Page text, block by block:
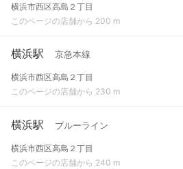
横浜市西区高島２丁目
このページの店舗から 200 m
横浜駅 京急本線
横浜市西区高島２丁目
このページの店舗から 230 m
横浜駅 ブルーライン
横浜市西区高島２丁目
このページの店舗から 240 m